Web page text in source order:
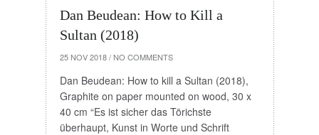
Dan Beudean: How to Kill a
Sultan (2018)
25 NOV 2018 / NO COMMENTS
Dan Beudean: How to kill a Sultan (2018),
Graphite on paper mounted on wood, 30 x
40 cm “Es ist sicher das Törichste
überhaupt, Kunst in Worte und Schrift